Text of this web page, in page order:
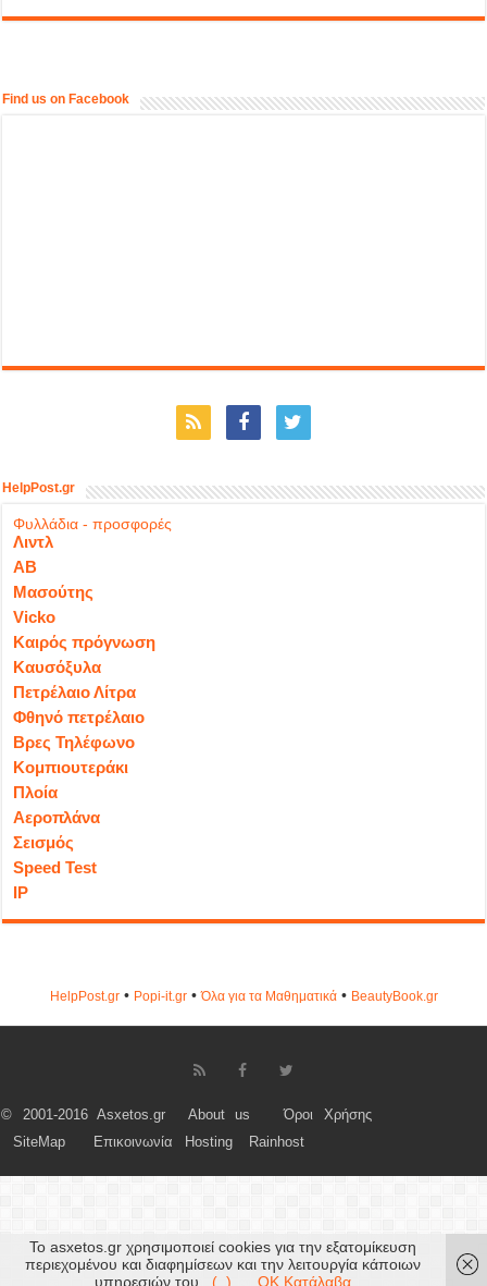
Find us on Facebook
HelpPost.gr
Φυλλάδια - προσφορές
Λιντλ
ΑΒ
Μασούτης
Vicko
Καιρός πρόγνωση
Καυσόξυλα
Πετρέλαιο Λίτρα
Φθηνό πετρέλαιο
Βρες Τηλέφωνο
Κομπιουτεράκι
Πλοία
Αεροπλάνα
Σεισμός
Speed Test
IP
HelpPost.gr• Popi-it.gr•Όλα για τα Μαθηματικά• ΒeautyΒook.gr
© 2001-2016 Asxetos.gr About us
Όροι Χρήσης
SiteMap
Επικοινωνία Hosting Rainhost
Το asxetos.gr χρησιμοποιεί cookies για την εξατομίκευση
περιεχομένου και διαφημίσεων και την λειτουργία κάποιων
υπηρεσιών του.
(..) OK Κατάλαβα